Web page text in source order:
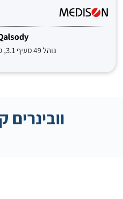
נוהל 49 סעיף 3.1, סעיף 3.2.3
וובינרים